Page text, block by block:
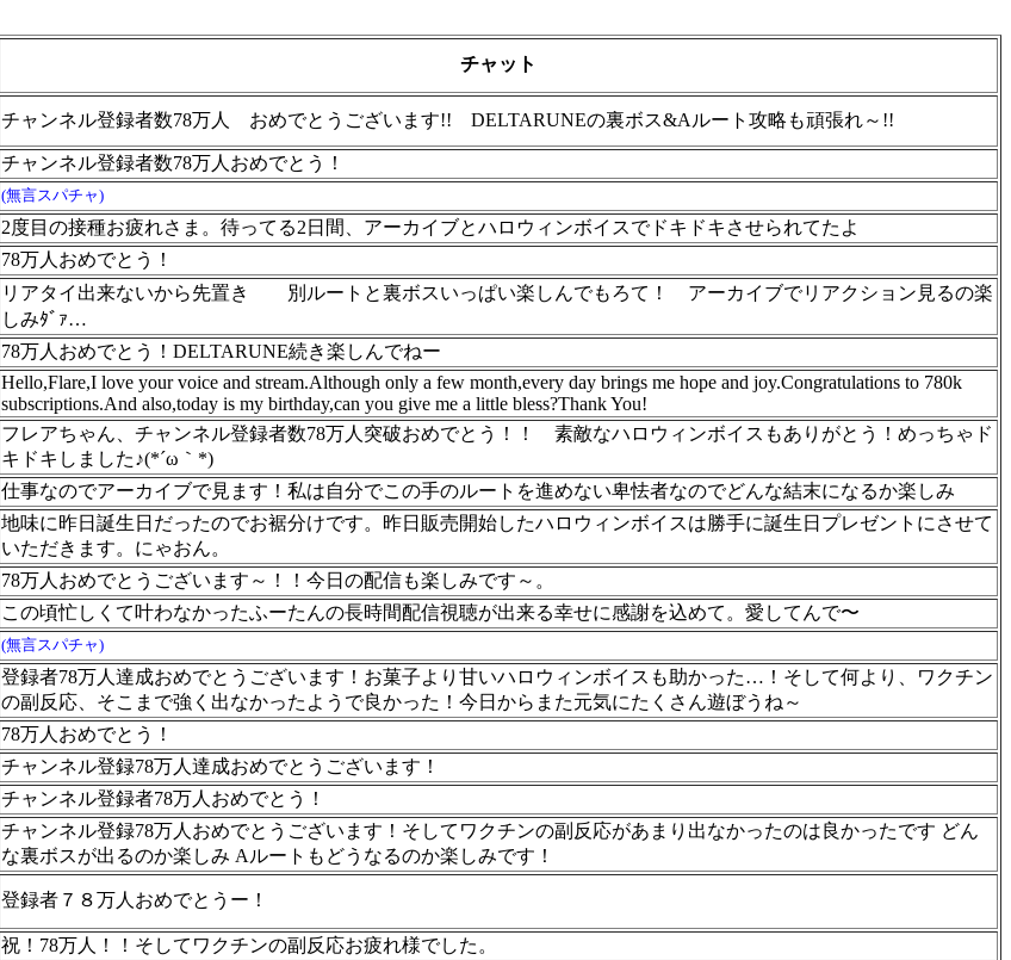
チャット
チャンネル登録者数78万人 おめでとうございます!! DELTARUNEの裏ボス&Aルート攻略も頑張れ～!!
チャンネル登録者数78万人おめでとう！
(無言スパチャ)
2度目の接種お疲れさま。待ってる2日間、アーカイブとハロウィンボイスでドキドキさせられてたよ
78万人おめでとう！
リアタイ出来ないから先置き
別ルートと裏ボスいっぱい楽しんでもろて！ アーカイブでリアクション見るの楽
しみﾀﾞｧ…
78万人おめでとう！DELTARUNE続き楽しんでねー
Hello,Flare,I love your voice and stream.Although only a few month,every day brings me hope and joy.Congratulations to 780k
subscriptions.And also,today is my birthday,can you give me a little bless?Thank You!
フレアちゃん、チャンネル登録者数78万人突破おめでとう！！ 素敵なハロウィンボイスもありがとう！めっちゃド
キドキしました♪(*´ω｀*)
仕事なのでアーカイブで見ます！私は自分でこの手のルートを進めない卑怯者なのでどんな結末になるか楽しみ
地味に昨日誕生日だったのでお裾分けです。昨日販売開始したハロウィンボイスは勝手に誕生日プレゼントにさせて
いただきます。にゃおん。
78万人おめでとうございます～！！今日の配信も楽しみです～。
この頃忙しくて叶わなかったふーたんの長時間配信視聴が出来る幸せに感謝を込めて。愛してんで〜
(無言スパチャ)
登録者78万人達成おめでとうございます！お菓子より甘いハロウィンボイスも助かった…！そして何より、ワクチン
の副反応、そこまで強く出なかったようで良かった！今日からまた元気にたくさん遊ぼうね～
78万人おめでとう！
チャンネル登録78万人達成おめでとうございます！
チャンネル登録者78万人おめでとう！
チャンネル登録78万人おめでとうございます！そしてワクチンの副反応があまり出なかったのは良かったです どん
な裏ボスが出るのか楽しみ Aルートもどうなるのか楽しみです！
登録者７８万人おめでとうー！
祝！78万人！！そしてワクチンの副反応お疲れ様でした。